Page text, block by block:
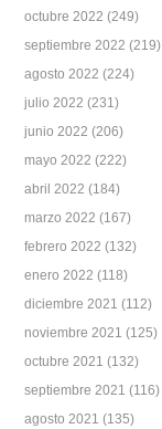
octubre 2022 (249)
septiembre 2022 (219)
agosto 2022 (224)
julio 2022 (231)
junio 2022 (206)
mayo 2022 (222)
abril 2022 (184)
marzo 2022 (167)
febrero 2022 (132)
enero 2022 (118)
diciembre 2021 (112)
noviembre 2021 (125)
octubre 2021 (132)
septiembre 2021 (116)
agosto 2021 (135)